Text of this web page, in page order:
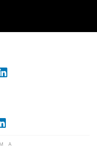
Facebook
в Xв Viber
в Whatsapp
в Messenger
отправить в LinkedIn
в X в Google news
в Viber
Читайте в LinkedIn